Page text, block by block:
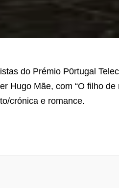
do Prémio P0rtugal
Hugo Mãe, com “O filho
crónica e romance.